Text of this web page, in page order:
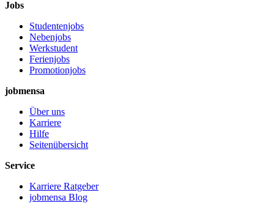
Jobs
Studentenjobs
Nebenjobs
Werkstudent
Ferienjobs
Promotionjobs
jobmensa
Über uns
Karriere
Hilfe
Seitenübersicht
Service
Karriere Ratgeber
jobmensa Blog